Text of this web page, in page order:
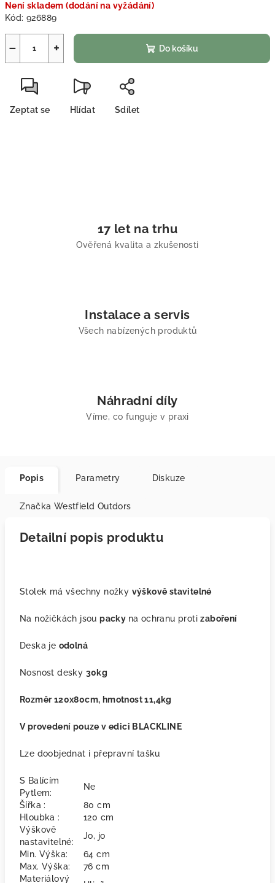
Není skladem (dodání na vyžádání)
Kód: 926889
+
− Do košíku
Zeptat se Hlídat Sdílet
17 let na trhu
Ověřená kvalita a zkušenosti
Instalace a servis
Všech nabízených produktů
Náhradní díly
Víme, co funguje v praxi
Popis Parametry Diskuze
Značka Westfield Outdors
Detailní popis produktu
Stolek má všechny nožky výškově stavitelné
Na nožičkách jsoupacky na ochranu protizaboření
Deska je odolná
Nosnost desky 30kg
Rozměr 120x80cm, hmotnost 11,4kg
V provedení pouze v edici BLACKLINE
Lze doobjednat i přepravní tašku
S Balícím
Pytlem:
Ne
Šířka :
80 cm
Hloubka :
120 cm
Výškově
nastavitelné:
Jo, jo
Min. Výška:
64 cm
Max. Výška:
76 cm
Materiálový